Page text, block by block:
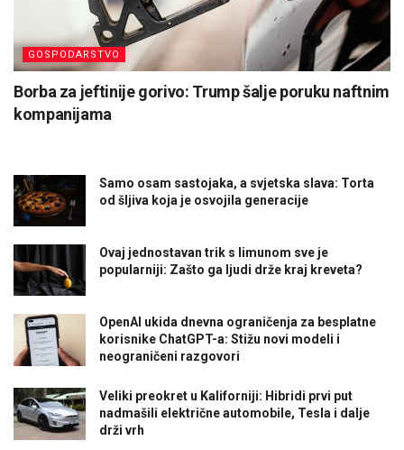
GOSPODARSTVO
Borba za jeftinije gorivo: Trump šalje poruku naftnim
kompanijama
Samo osam sastojaka, a svjetska slava: Torta
od šljiva koja je osvojila generacije
Ovaj jednostavan trik s limunom sve je
popularniji: Zašto ga ljudi drže kraj kreveta?
OpenAI ukida dnevna ograničenja za besplatne
korisnike ChatGPT-a: Stižu novi modeli i
neograničeni razgovori
Veliki preokret u Kaliforniji: Hibridi prvi put
nadmašili električne automobile, Tesla i dalje
drži vrh